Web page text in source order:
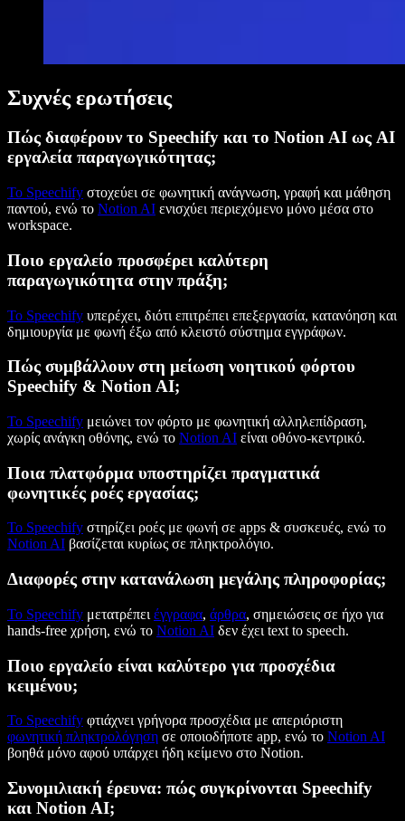
Συχνές ερωτήσεις
Πώς διαφέρουν το Speechify και το Notion AI ως AI
εργαλεία παραγωγικότητας;
Το Speechify στοχεύει σε φωνητική ανάγνωση, γραφή και μάθηση
παντού, ενώ το Notion AI ενισχύει περιεχόμενο μόνο μέσα στο
workspace.
Ποιο εργαλείο προσφέρει καλύτερη
παραγωγικότητα στην πράξη;
Το Speechify υπερέχει, διότι επιτρέπει επεξεργασία, κατανόηση και
δημιουργία με φωνή έξω από κλειστό σύστημα εγγράφων.
Πώς συμβάλλουν στη μείωση νοητικού φόρτου
Speechify & Notion AI;
Το Speechify μειώνει τον φόρτο με φωνητική αλληλεπίδραση,
χωρίς ανάγκη οθόνης, ενώ το Notion AI είναι οθόνο-κεντρικό.
Ποια πλατφόρμα υποστηρίζει πραγματικά
φωνητικές ροές εργασίας;
Το Speechify στηρίζει ροές με φωνή σε apps & συσκευές, ενώ το
Notion AI βασίζεται κυρίως σε πληκτρολόγιο.
Διαφορές στην κατανάλωση μεγάλης πληροφορίας;
Το Speechify μετατρέπει έγγραφα, άρθρα, σημειώσεις σε ήχο για
hands-free χρήση, ενώ το Notion AI δεν έχει text to speech.
Ποιο εργαλείο είναι καλύτερο για προσχέδια
κειμένου;
Το Speechify φτιάχνει γρήγορα προσχέδια με απεριόριστη
φωνητική πληκτρολόγηση σε οποιοδήποτε app, ενώ το Notion AI
βοηθά μόνο αφού υπάρχει ήδη κείμενο στο Notion.
Συνομιλιακή έρευνα: πώς συγκρίνονται Speechify
και Notion AI;